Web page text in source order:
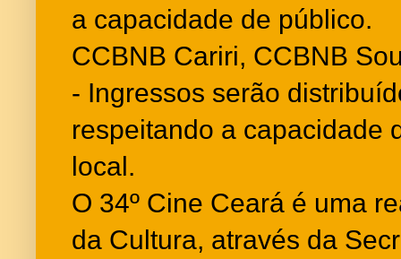
a capacidade de público.
CCBNB Cariri, CCBNB
- Ingressos serão
respeitando a capacidade
local.
O 34º Cine Ceará é uma
da Cultura, através da